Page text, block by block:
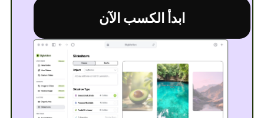
ابدأ الكسب الآن